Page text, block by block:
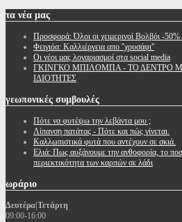
τα νέα μας
Προσφορά: Όλοι οι χειμερινοί Βολβόι -
Φειγιόα: Καλλιέργεια απο ''χρυσάφι''
Oι νέοι μας λογαριασμοί στα social media
ΓΚΙΝΓΚΟ ΜΠΙΛΟΜΠΑ - ΤΟ ΔΕΝΤΡΟ
ΙΔΙΟΤΗΤΕΣ
γεωπονικές συμβουλές
Πότε να φυτέψω την λεβάντα μου ;
Λίπανση πατάτας - Πότε και πώς γίνεται.
Καλλωπιστικά φυτά που αντέχουν σε σκιά.
Ελιά: Πως αυξάνουμε την ανθοφορία, το
περιεκτικότητα των καρπών σε λάδι
ωράριο
Δευτέρα|Τετάρτη
09:00-16:00